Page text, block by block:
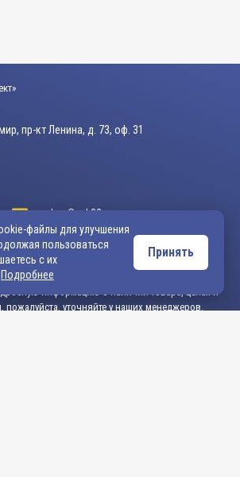
пр-кт Ленина, д. 73, оф. 31
zakaz@vek33.ru
что сайт vek33.ru носит исключительно
и ни при каких условиях не является
информацию о наличии товара, ценах и
пожалуйста, уточняйте у наших менеджеров.
файлы для улучшения
пользоваться
с их
Подробнее
Принять